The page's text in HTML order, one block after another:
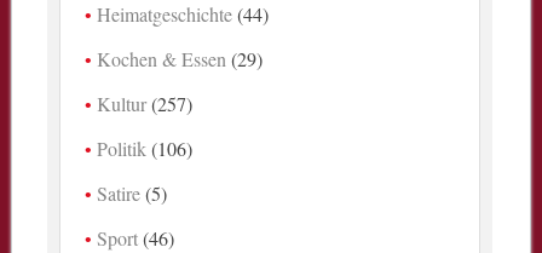
Heimatgeschichte(44)
Kochen & Essen(29)
Kultur(257)
Politik(106)
Satire(5)
Sport(46)